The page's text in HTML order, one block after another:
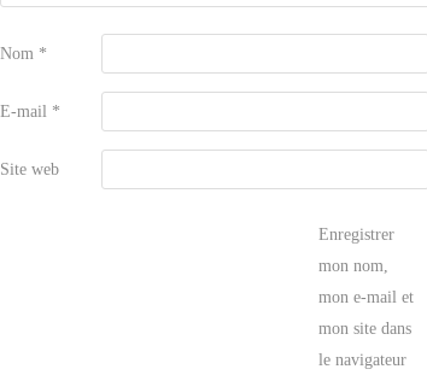
Nom *
E-mail *
Site web
Enregistrer
mon nom,
mon e-mail et
mon site dans
le navigateur